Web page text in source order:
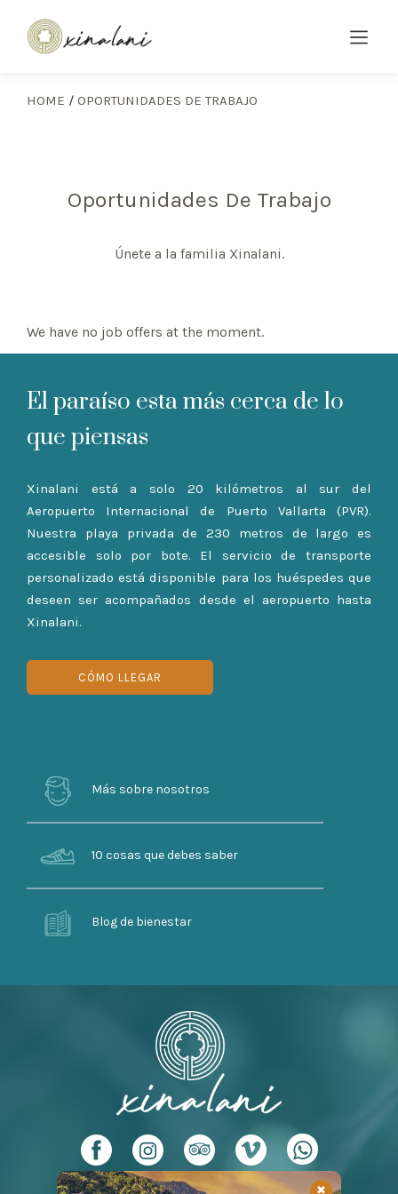
HOME / OPORTUNIDADES DE TRABAJO
Oportunidades De Trabajo
Únete a la familia Xinalani.
We have no job offers at the moment.
El paraíso esta más cerca de lo
que piensas
Xinalani está a solo 20 kilómetros al sur del
Aeropuerto Internacional de Puerto Vallarta (PVR).
Nuestra playa privada de 230 metros de largo es
accesible solo por bote. El servicio de transporte
personalizado está disponible para los huéspedes que
deseen ser acompañados desde el aeropuerto hasta
Xinalani.
CÓMO LLEGAR
Más sobre nosotros
10 cosas que debes saber
Blog de bienestar
✖